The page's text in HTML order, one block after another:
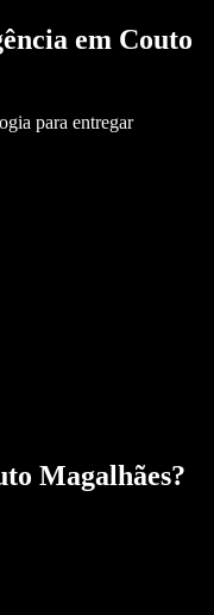
em Couto
para entregar
Magalhães?